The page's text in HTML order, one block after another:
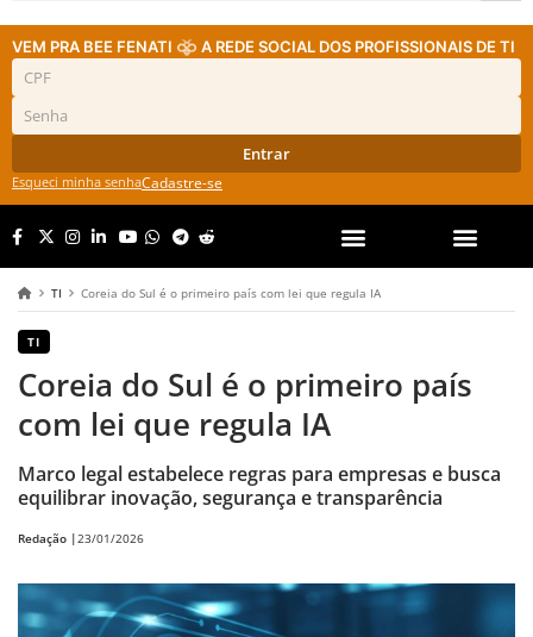
VEM PRA BEE FENATI A REDE SOCIAL DOS PROFISSIONAIS DE TI
Entrar
Esqueci minha senhaCadastre-se
TI Coreia do Sul é o primeiro país com lei que regula IA
TI
Coreia do Sul é o primeiro país
com lei que regula IA
Marco legal estabelece regras para empresas e busca
equilibrar inovação, segurança e transparência
Redação |23/01/2026